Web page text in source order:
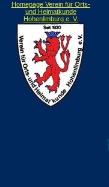
Homepage Verein für Orts-
und Heimatkunde
Hohenlimburg e. V.